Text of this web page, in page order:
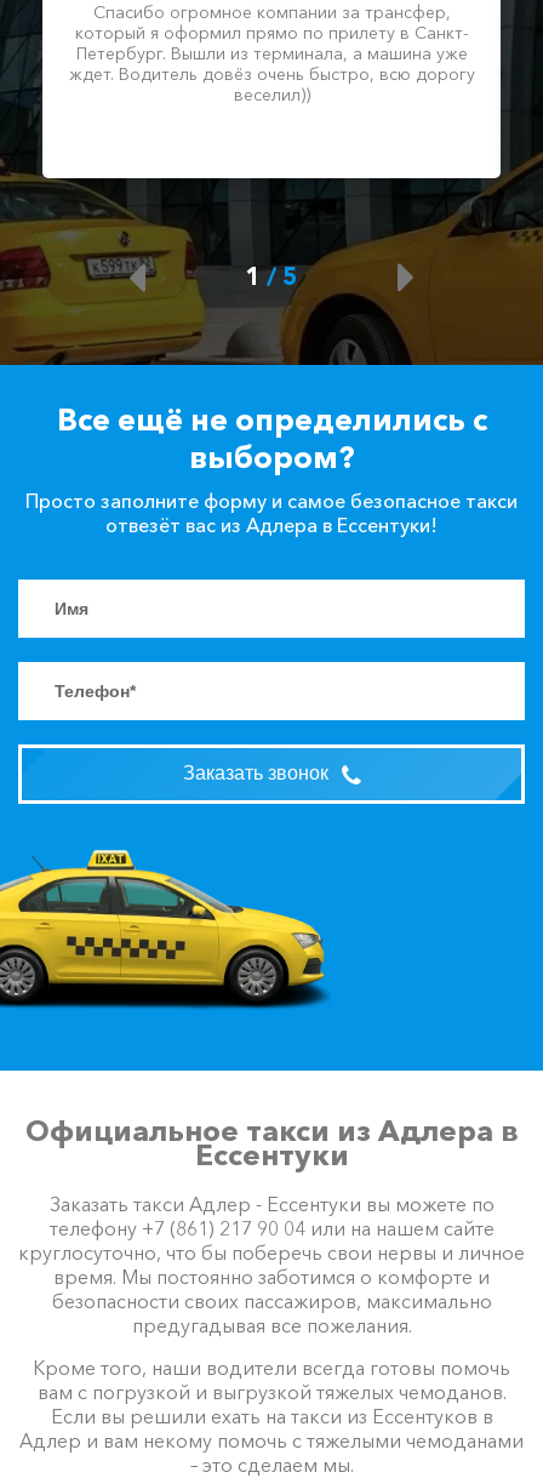
Спасибо огромное компании за трансфер,
который я оформил прямо по прилету в Санкт-
Петербург. Вышли из терминала, а машина уже
ждет. Водитель довёз очень быстро, всю дорогу
веселил))
1/ 5
Все ещё не определились с
выбором?
Просто заполните форму и самое безопасное такси
отвезёт вас из Адлера в Ессентуки!
Заказать звонок
Официальное такси из Адлера в
Ессентуки
Заказать такси Адлер - Ессентуки вы можете по
телефону +7 (861) 217 90 04 или на нашем сайте
круглосуточно, что бы поберечь свои нервы и личное
время. Мы постоянно заботимся о комфорте и
безопасности своих пассажиров, максимально
предугадывая все пожелания.
Кроме того, наши водители всегда готовы помочь
вам с погрузкой и выгрузкой тяжелых чемоданов.
Если вы решили ехать на такси из Ессентуков в
Адлер и вам некому помочь с тяжелыми чемоданами
– это сделаем мы.